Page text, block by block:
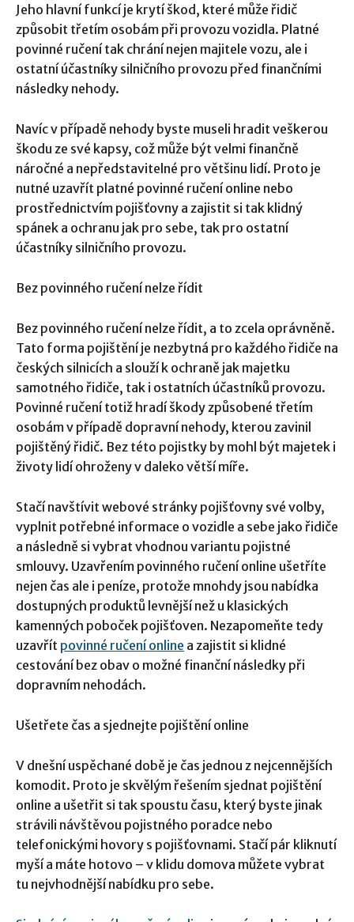
Jeho hlavní funkcí je krytí škod, které může řidič
způsobit třetím osobám při provozu vozidla. Platné
povinné ručení tak chrání nejen majitele vozu, ale i
ostatní účastníky silničního provozu před finančními
následky nehody.
Navíc v případě nehody byste museli hradit veškerou
škodu ze své kapsy, což může být velmi finančně
náročné a nepředstavitelné pro většinu lidí. Proto je
nutné uzavřít platné povinné ručení online nebo
prostřednictvím pojišťovny a zajistit si tak klidný
spánek a ochranu jak pro sebe, tak pro ostatní
účastníky silničního provozu.
Bez povinného ručení nelze řídit
Bez povinného ručení nelze řídit, a to zcela oprávněně.
Tato forma pojištění je nezbytná pro každého řidiče na
českých silnicích a slouží k ochraně jak majetku
samotného řidiče, tak i ostatních účastníků provozu.
Povinné ručení totiž hradí škody způsobené třetím
osobám v případě dopravní nehody, kterou zavinil
pojištěný řidič. Bez této pojistky by mohl být majetek i
životy lidí ohroženy v daleko větší míře.
Stačí navštívit webové stránky pojišťovny své volby,
vyplnit potřebné informace o vozidle a sebe jako řidiče
a následně si vybrat vhodnou variantu pojistné
smlouvy. Uzavřením povinného ručení online ušetříte
nejen čas ale i peníze, protože mnohdy jsou nabídka
dostupných produktů levnější než u klasických
kamenných poboček pojišťoven. Nezapomeňte tedy
uzavřít povinné ručeníonline a zajistit si klidné
cestování bez obav o možné finanční následky při
dopravním nehodách.
Ušetřete čas a sjednejte pojištění online
V dnešní uspěchané době je čas jednou z nejcennějších
komodit. Proto je skvělým řešením sjednat pojištění
online a ušetřit si tak spoustu času, který byste jinak
strávili návštěvou pojistného poradce nebo
telefonickými hovory s pojišťovnami. Stačí pár kliknutí
myší a máte hotovo – v klidu domova můžete vybrat
tu nejvhodnější nabídku pro sebe.